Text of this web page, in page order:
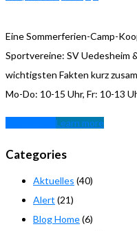
Eine Sommerferien-Camp-
Sportvereine: SV Uedesheim
wichtigsten Fakten kurz
Mo-Do: 10-15 Uhr, Fr: 10-13
Learn more
Categories
Aktuelles (40)
Alert (21)
Blog Home(6)